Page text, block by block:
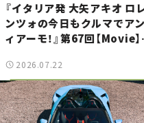
『イタリア発 大矢アキオ ロ
ンツォの今日もクルマでア
ィアーモ！』第67回【Movie】
で起きた、若者たちの「驚き」
2026.07.22